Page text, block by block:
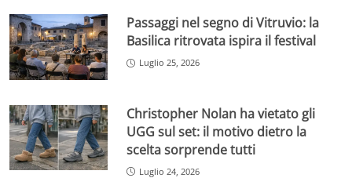
Passaggi nel segno di Vitruvio: la
Basilica ritrovata ispira il festival
Luglio 25, 2026
Christopher Nolan ha vietato gli
UGG sul set: il motivo dietro la
scelta sorprende tutti
Luglio 24, 2026